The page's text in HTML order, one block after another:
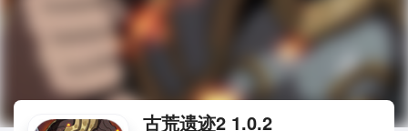
古荒遗迹2 1.0.2